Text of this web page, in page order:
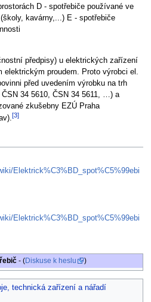
D - spotřebiče používané ve
kavárny,...) E - spotřebiče
předpisy) u elektrických zařízení
proudem. Proto výrobci el.
před uvedením výrobku na trh
34 5610, ČSN 34 5611, …) a
zkušebny EZÚ Praha
[3]
Elektrick%C3%BD_spot%C5%99ebi
Elektrick%C3%BD_spot%C5%99ebi
- (Diskuse k heslu )
technická zařízení a nářadí